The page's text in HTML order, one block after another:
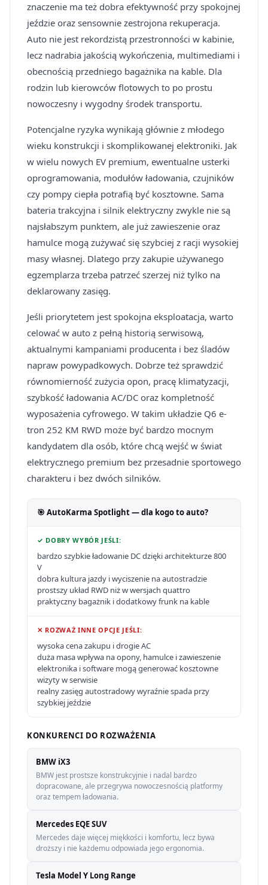
znaczenie ma też dobra efektywność przy spokojnej
jeździe oraz sensownie zestrojona rekuperacja.
Auto nie jest rekordzistą przestronności w kabinie,
lecz nadrabia jakością wykończenia, multimediami i
obecnością przedniego bagażnika na kable. Dla
rodzin lub kierowców flotowych to po prostu
nowoczesny i wygodny środek transportu.
Potencjalne ryzyka wynikają głównie z młodego
wieku konstrukcji i skomplikowanej elektroniki. Jak
w wielu nowych EV premium, ewentualne usterki
oprogramowania, modułów ładowania, czujników
czy pompy ciepła potrafią być kosztowne. Sama
bateria trakcyjna i silnik elektryczny zwykle nie są
najsłabszym punktem, ale już zawieszenie oraz
hamulce mogą zużywać się szybciej z racji wysokiej
masy własnej. Dlatego przy zakupie używanego
egzemplarza trzeba patrzeć szerzej niż tylko na
deklarowany zasięg.
Jeśli priorytetem jest spokojna eksploatacja, warto
celować w auto z pełną historią serwisową,
aktualnymi kampaniami producenta i bez śladów
napraw powypadkowych. Dobrze też sprawdzić
równomierność zużycia opon, pracę klimatyzacji,
szybkość ładowania AC/DC oraz kompletność
wyposażenia cyfrowego. W takim układzie Q6 e-
tron 252 KM RWD może być bardzo mocnym
kandydatem dla osób, które chcą wejść w świat
elektrycznego premium bez przesadnie sportowego
charakteru i bez dwóch silników.
🎯 AutoKarma Spotlight — dla kogo to auto?
✓ DOBRY WYBÓR JEŚLI:
bardzo szybkie ładowanie DC dzięki architekturze 800
V
dobra kultura jazdy i wyciszenie na autostradzie
prostszy układ RWD niż w wersjach quattro
praktyczny bagażnik i dodatkowy frunk na kable
✕ ROZWAŻ INNE OPCJE JEŚLI:
wysoka cena zakupu i drogie AC
duża masa wpływa na opony, hamulce i zawieszenie
elektronika i software mogą generować kosztowne
wizyty w serwisie
realny zasięg autostradowy wyraźnie spada przy
szybkiej jeździe
KONKURENCI DO ROZWAŻENIA
BMW iX3
BMW jest prostsze konstrukcyjnie i nadal bardzo
dopracowane, ale przegrywa nowoczesnością platformy
oraz tempem ładowania.
Mercedes EQE SUV
Mercedes daje więcej miękkości i komfortu, lecz bywa
droższy i nie każdemu odpowiada jego ergonomia.
Tesla Model Y Long Range